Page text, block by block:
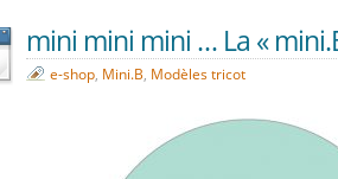
mini mini mini … La «
e-shop, Mini.B, Modèles tricot